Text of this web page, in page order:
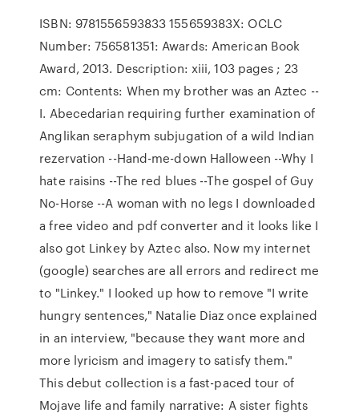
ISBN: 9781556593833 155659383X: OCLC
Number: 756581351: Awards: American Book
Award, 2013. Description: xiii, 103 pages ; 23
cm: Contents: When my brother was an Aztec --
I. Abecedarian requiring further examination of
Anglikan seraphym subjugation of a wild Indian
rezervation --Hand-me-down Halloween --Why I
hate raisins --The red blues --The gospel of Guy
No-Horse --A woman with no legs I downloaded
a free video and pdf converter and it looks like I
also got Linkey by Aztec also. Now my internet
(google) searches are all errors and redirect me
to "Linkey." I looked up how to remove "I write
hungry sentences," Natalie Diaz once explained
in an interview, "because they want more and
more lyricism and imagery to satisfy them."
This debut collection is a fast-paced tour of
Mojave life and family narrative: A sister fights